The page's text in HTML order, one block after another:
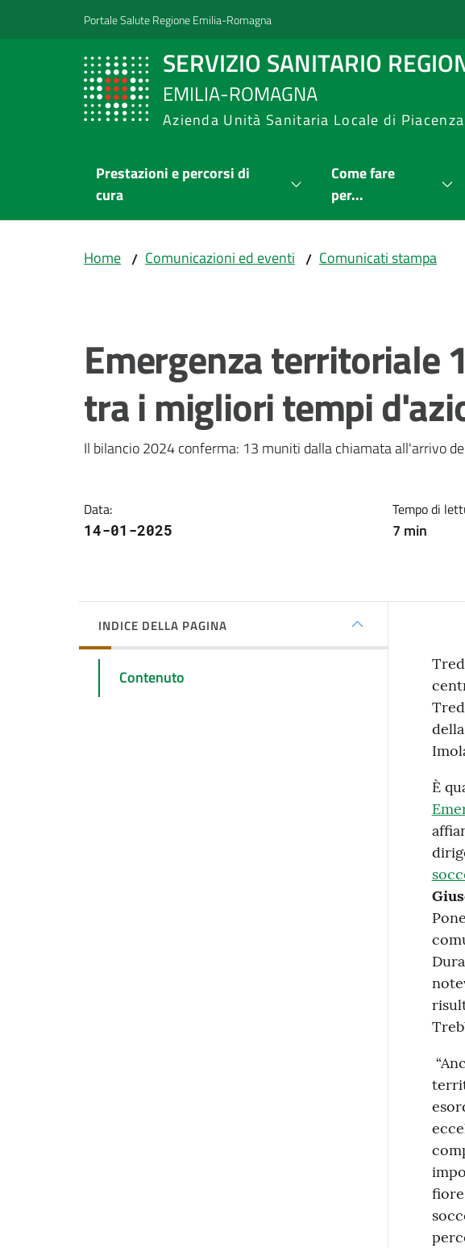
Vai al contenuto
Vai alla navigazionePortale Salute Regione Emilia-Romagna
SERVIZIO SANITARIO
EMILIA-ROMAGNA
Azienda Unità Sanitaria Locale di Piacenza
Prestazioni e percorsi di
cura
Come fare
per...
Home / Comunicazioni ed eventi / Comunicati stampa
Emergenza territoriale
tra i migliori tempi
Il bilancio 2024 conferma: 13 muniti dalla chiamata all'arrivo
Data:
14-01-2025
Tempo di
7 min
INDICE DELLA PAGINA
Contenuto
È